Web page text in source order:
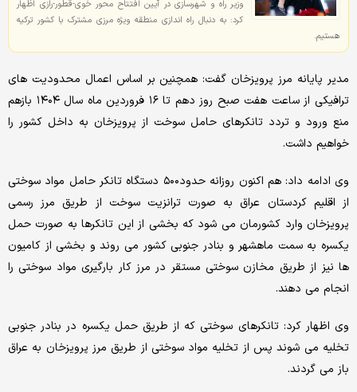
وزیر راه و شهرسازی در آیین افتتاح محور خوی-قطور-رازی اظهار
کرد: به دنبال راه اندازی منطقه ویژه مرزی مشترک با کشور ترکیه
هستیم.
مدیر پایانه مرز پرویزخان گفت: همچنین بر اساس اعمال محدودیت های
ترافیکی از ساعت هفت صبح روز دهم تا ۱۶ فروردین ماه سال ۱۴۰۴ بازهم
منع ورود و تردد تانکرهای حامل سوخت از پرویزخان به داخل کشور را
خواهیم داشت.
وی ادامه داد: هم اکنون روزانه حدود۵۰۰ دستگاه تانکر حامل مواد سوختی
از اقلیم کردستان عراق به صورت ترانزیت سوخت از طریق مرز رسمی
پرویزخان وارد کشورمان می شود که بخشی از این تانکرها به صورت حمل
یکسره به سمت ماهشهر و بنادر جنوبی کشور می روند و بخشی از کامیون
ها نیز از طریق مخازن سوختی مستقر در مرز کار بارگیری مواد سوختی را
انجام می دهند.
وی اظهار کرد: تانکرهای سوختی که از طریق حمل یکسره در بنادر جنوبی
تخلیه می شوند پس از تخلیه مواد سوختی از طریق مرز پرویزخان به عراق
باز می گردند.